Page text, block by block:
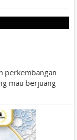
perkembangan
mau berjuang